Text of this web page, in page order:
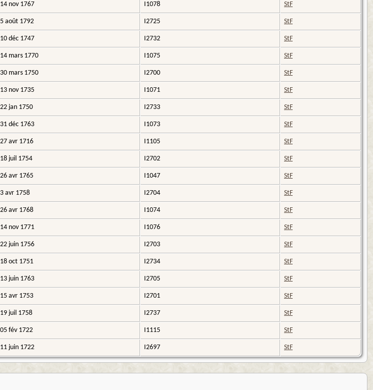
14 nov 1767 I1078 StF
5 août 1792 I2725 StF
10 déc 1747 I2732 StF
14 mars 1770 I1075 StF
30 mars 1750 I2700 StF
13 nov 1735 I1071 StF
22 jan 1750 I2733 StF
31 déc 1763 I1073 StF
27 avr 1716 I1105 StF
18 juil 1754 I2702 StF
26 avr 1765 I1047 StF
3 avr 1758 I2704 StF
26 avr 1768 I1074 StF
14 nov 1771 I1076 StF
22 juin 1756 I2703 StF
18 oct 1751 I2734 StF
13 juin 1763 I2705 StF
15 avr 1753 I2701 StF
19 juil 1758 I2737 StF
05 fév 1722 I1115 StF
11 juin 1722 I2697 StF